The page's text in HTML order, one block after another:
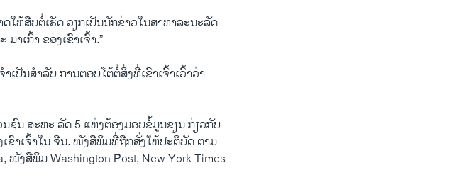
ດໃຫ້ສືບຕໍ່ເຮັດ ວຽກເປັນນັກຂ່າວໃນສາທາລະນະລັດ
າເກົ້າ ຂອງເຂົາເຈົ້າ.”
ປັນສຳລັບ ການຕອບໂຕ້ຕໍ່ສິ່ງທີ່ເຂົາເຈົ້າເວົ້າວ່າ
ຊົນ ສະຫະ ລັດ 5 ແຫ່ງຕ້ອງມອບຂໍ້ມູນຂຽນ ກ່ຽວກັບ
ຂົາເຈົ້າໃນ ຈີນ. ໜັງສືພິມທີ່ຖືກສັ່ງໃຫ້ປະຕິບັດ ຕາມ
ໜັງສືພິມ Washington Post, New York Times